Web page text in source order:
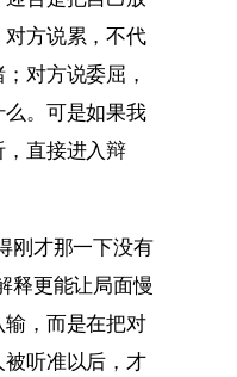
方说累，不代
对方说委屈，
。可是如果我
直接进入辩
刚才那一下没有
释更能让局面慢
，而是在把对
听准以后，才